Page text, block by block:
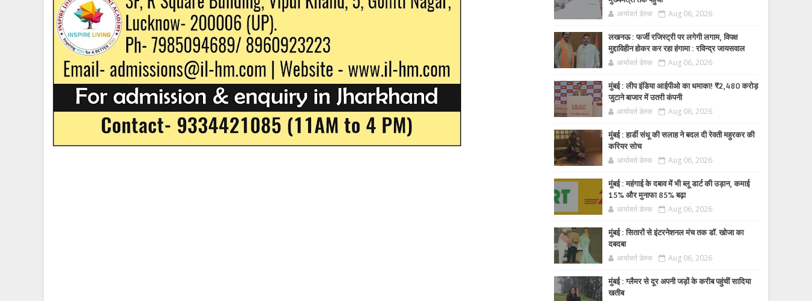
आर्यावर्त डेस्क Aug 06, 2026
लखनऊ : फर्जी रजिस्ट्री पर लगेगी लगाम, विपक्ष
मुद्दाविहीन होकर कर रहा हंगामा : रविन्द्र जायसवाल
आर्यावर्त डेस्क Aug 06, 2026
मुंबई : लीप इंडिया आईपीओ का धमाका! ₹2,480 करोड़
जुटाने बाजार में उतरी कंपनी
आर्यावर्त डेस्क Aug 06, 2026
मुंबई : हार्डी संधू की सलाह ने बदल दी रेवती महुरकर की
करियर सोच
आर्यावर्त डेस्क Aug 06, 2026
मुंबई : महंगाई के दबाव में भी ब्लू डार्ट की उड़ान, कमाई
15% और मुनाफा 85% बढ़ा
आर्यावर्त डेस्क Aug 06, 2026
मुंबई : सितारों से इंटरनेशनल मंच तक डॉ. खोजा का
दबदबा
आर्यावर्त डेस्क Aug 06, 2026
मुंबई : ग्लैमर से दूर अपनी जड़ों के करीब पहुंचीं सादिया
खतीब